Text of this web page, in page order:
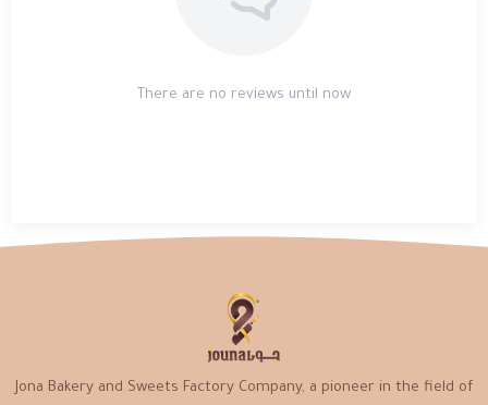
There are no reviews until now
Jona Bakery and Sweets Factory Company, a pioneer in the field of